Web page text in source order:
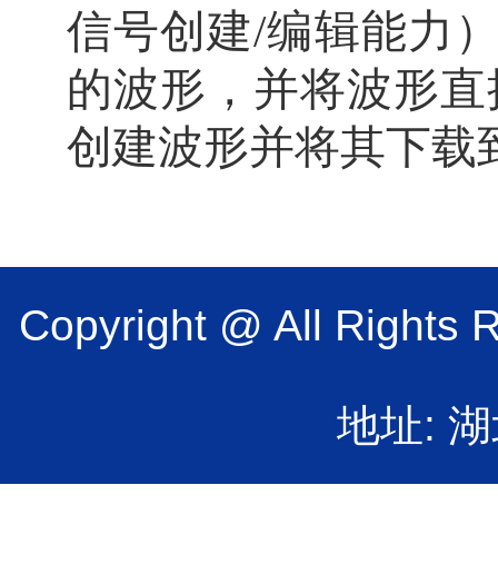
信号创建/编辑能力
的波形，并将波形
创建波形并将其下载
Copyright @ All Rights
地址: